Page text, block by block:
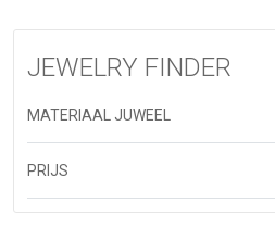
JEWELRY FINDER
MATERIAAL JUWEEL
PRIJS